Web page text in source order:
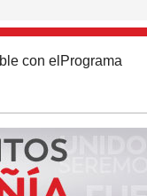
con el Programa